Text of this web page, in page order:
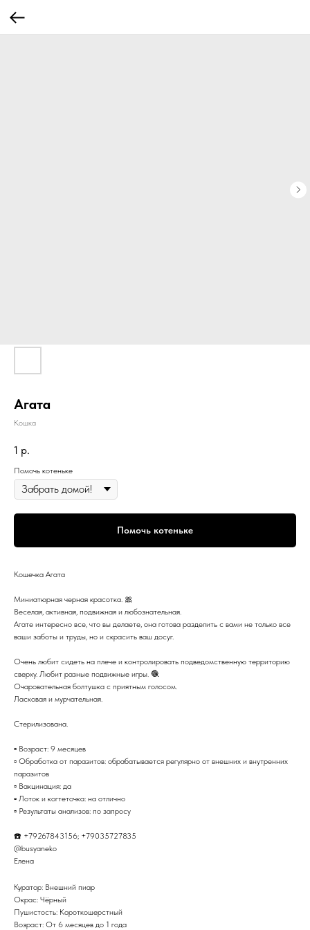
Агата
Кошка
1 р.
Помочь котеньке
Помочь котеньке
Кошечка Агата
Миниатюрная черная красотка. 🎀
Веселая, активная, подвижная и любознательная.
Агате интересно все, что вы делаете, она готова разделить с вами не только все
ваши заботы и труды, но и скрасить ваш досуг.
Очень любит сидеть на плече и контролировать подведомственную территорию
сверху. Любит разные подвижные игры. 🧶
Очаровательная болтушка с приятным голосом.
Ласковая и мурчательная.
Стерилизована.
▫️ Возраст: 9 месяцев
▫️ Обработка от паразитов: обрабатывается регулярно от внешних и внутренних
паразитов
▫️ Вакцинация: да
▫️ Лоток и когтеточка: на отлично
▫️ Результаты анализов: по запросу
☎️ +79267843156; +79035727835
@busyaneko
Елена
Куратор: Внешний пиар
Окрас: Чёрный
Пушистость: Короткошерстный
Возраст: От 6 месяцев до 1 года